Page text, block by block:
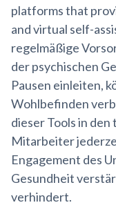
platforms that
and virtual self-
regelmäßige
der psychischen
Pausen einleiten,
Wohlbefinden
dieser Tools in
Mitarbeiter
Engagement des
Gesundheit
verhindert.